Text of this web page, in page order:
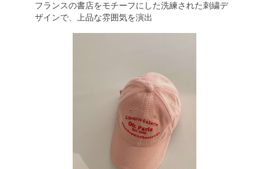
フランスの書店をモチーフにした洗練された刺繍デ
ザインで、上品な雰囲気を演出